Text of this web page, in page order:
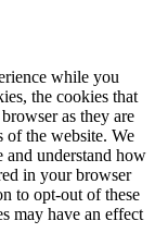
while you
the cookies that
as they are
of the website. We
and understand how
in your browser
to opt-out of these
may have an effect